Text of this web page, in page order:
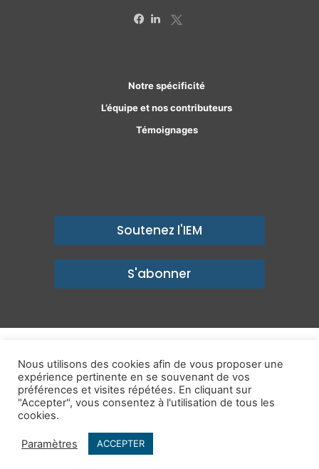
Notre spécificité
L’équipe et nos contributeurs
Témoignages
Soutenez l'IEM
S'abonner
un avenir prospère
Mentions légales-Politique de confidentialité-Contact
Publications
Nous utilisons des cookies afin de vous proposer une
expérience pertinente en se souvenant de vos
préférences et visites répétées. En cliquant sur
"Accepter", vous consentez à l'utilisation de tous les
cookies.
Paramètres ACCEPTER